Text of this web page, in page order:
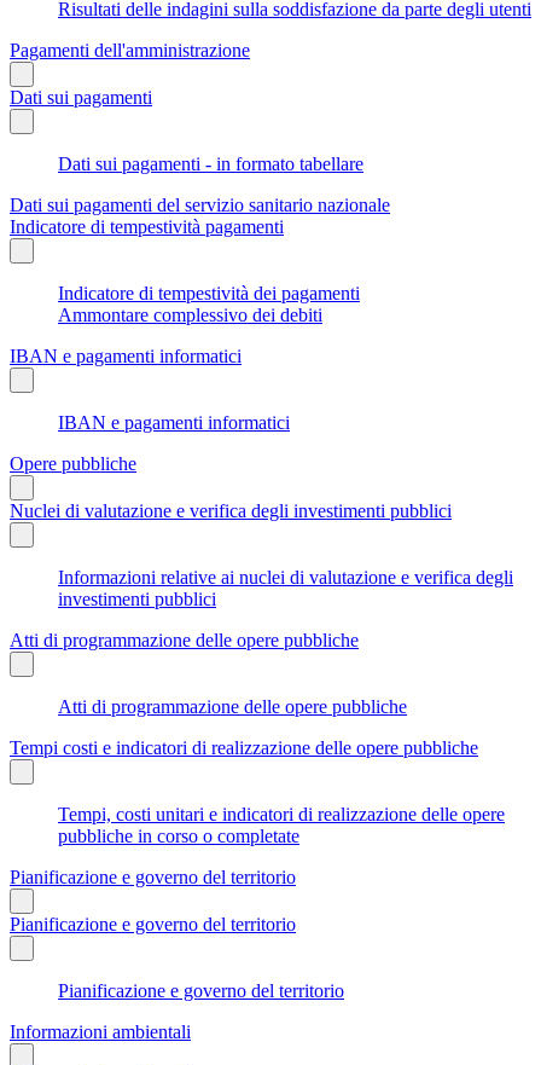
Risultati delle indagini sulla soddisfazione da parte degli utenti
Pagamenti dell'amministrazione
Dati sui pagamenti
Dati sui pagamenti - in formato tabellare
Dati sui pagamenti del servizio sanitario nazionale
Indicatore di tempestività pagamenti
Indicatore di tempestività dei pagamenti
Ammontare complessivo dei debiti
IBAN e pagamenti informatici
IBAN e pagamenti informatici
Opere pubbliche
Nuclei di valutazione e verifica degli investimenti pubblici
Informazioni relative ai nuclei di valutazione e verifica degli
investimenti pubblici
Atti di programmazione delle opere pubbliche
Atti di programmazione delle opere pubbliche
Tempi costi e indicatori di realizzazione delle opere pubbliche
Tempi, costi unitari e indicatori di realizzazione delle opere
pubbliche in corso o completate
Pianificazione e governo del territorio
Pianificazione e governo del territorio
Pianificazione e governo del territorio
Informazioni ambientali